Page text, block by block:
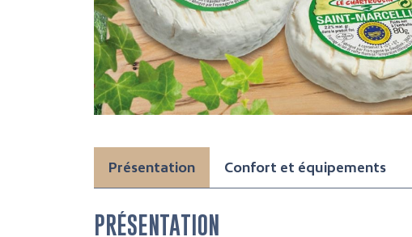
Présentation Confort et équipements
PRÉSENTATION